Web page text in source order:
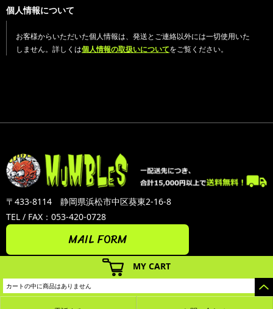
MY CART
カートの中に商品はありません
個人情報について
お客様からいただいた個人情報は、発送とご連絡以外には一切使用いた
しません。詳しくは個人情報の取扱いについてをご覧ください。
〒433-8114 静岡県浜松市中区葵東2-16-8
TEL / FAX：053-420-0728
MAIL FORM